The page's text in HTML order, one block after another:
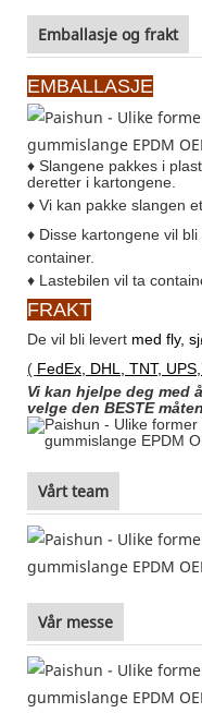
Emballasje og frakt
EMBALLASJE
♦ Slangene pakkes i
deretter i kartongene.
♦ Vi kan pakke slangen
♦ Disse kartongene vil
container.
♦ Lastebilen vil ta
FRAKT
De vil bli levert med fly,
( FedEx, DHL, TNT,
Vi kan hjelpe deg med
velge den BESTE
Vårt team
Vår messe